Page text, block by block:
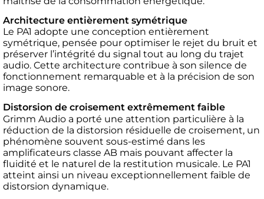
Architecture entièrement symétrique
Le PA1 adopte une conception entièrement
symétrique, pensée pour optimiser le rejet du bruit et
préserver l’intégrité du signal tout au long du trajet
audio. Cette architecture contribue à son silence de
fonctionnement remarquable et à la précision de son
image sonore.
Distorsion de croisement extrêmement faible
Grimm Audio a porté une attention particulière à la
réduction de la distorsion résiduelle de croisement, un
phénomène souvent sous-estimé dans les
amplificateurs classe AB mais pouvant affecter la
fluidité et le naturel de la restitution musicale. Le PA1
atteint ainsi un niveau exceptionnellement faible de
distorsion dynamique.